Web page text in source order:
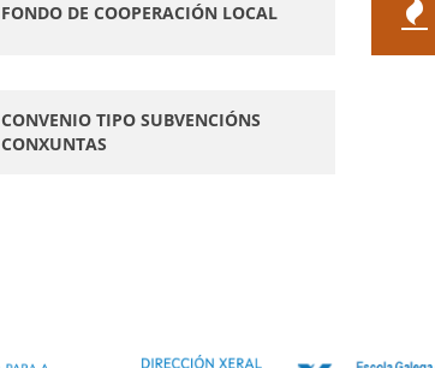
FONDO DE COOPERACIÓN LOCAL
CONVENIO TIPO SUBVENCIÓNS
CONXUNTAS